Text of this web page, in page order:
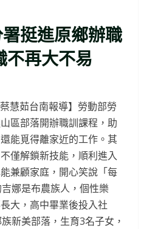
挺進原鄉辦職
不再大不易
慧茹台南報導】勞動部勞
區部落開辦職訓課程，助
能覓得離家近的工作。其
僅解鎖新技能，順利進入
兼顧家庭，開心笑說「每
娜是布農族人，個性樂
大，高中畢業後投入社
新美部落，生育3名子女，